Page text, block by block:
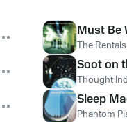
Must Be
The Rentals
Soot on
Thought
Sleep
Phantom